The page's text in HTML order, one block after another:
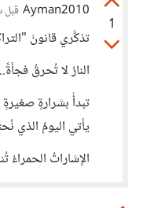
1
Ayman2010 قبل
تذكَّري قانونَ
النارُ لا تُحرقُ فجأةً..
تبدأُ بشرارةٍ
يأتي اليومُ الذي
الإشاراتُ الحمراءُ